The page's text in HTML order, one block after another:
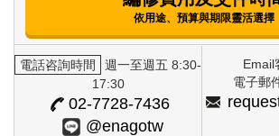
依用途、預算與期限靈活選擇
電話咨詢時間
週一至週五 8:30-
17:30
02-7728-7436
@enagotw
Email
電子郵